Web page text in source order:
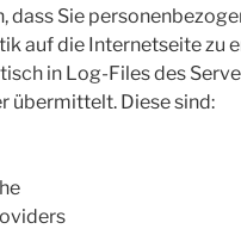
dass Sie
auf die Internetseite zu
in Log-Files des
übermittelt. Diese sind: